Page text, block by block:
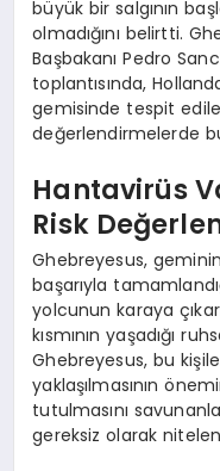
büyük bir salgının
olmadığını belirtti.
Başbakanı Pedro
toplantısında,
gemisinde tespit
değerlendirmelerde
Hantavirüs
Risk
Ghebreyesus,
başarıyla
yolcunun karaya
kısmının yaşadığı
Ghebreyesus, bu
yaklaşılmasının
tutulmasını
gereksiz olarak